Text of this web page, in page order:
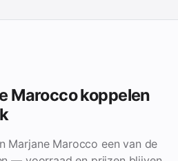
Marocco koppelen
Marjane Marocco een van de